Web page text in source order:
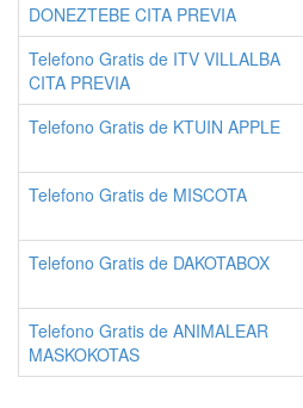
DONEZTEBE CITA PREVIA
Telefono Gratis de ITV VILLALBA
CITA PREVIA
Telefono Gratis de KTUIN APPLE
Telefono Gratis de MISCOTA
Telefono Gratis de DAKOTABOX
Telefono Gratis de ANIMALEAR
MASKOKOTAS